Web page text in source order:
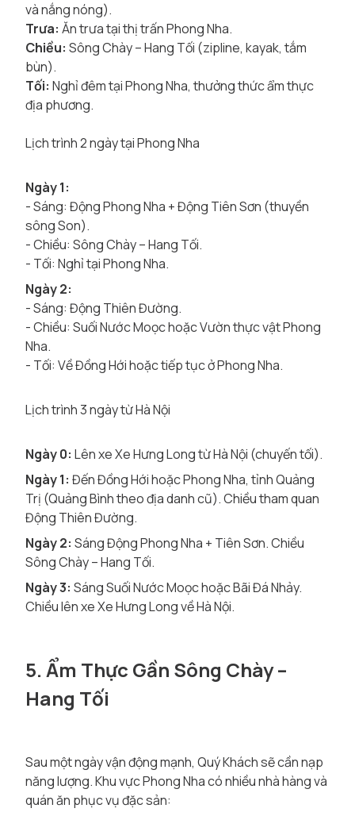
và nắng nóng).
Trưa: Ăn trưa tại thị trấn Phong Nha.
Chiều: Sông Chày – Hang Tối (zipline, kayak, tắm
bùn).
Tối: Nghỉ đêm tại Phong Nha, thưởng thức ẩm thực
địa phương.
Lịch trình 2 ngày tại Phong Nha
Ngày 1:
- Sáng: Động Phong Nha + Động Tiên Sơn (thuyền
sông Son).
- Chiều: Sông Chày – Hang Tối.
- Tối: Nghỉ tại Phong Nha.
Ngày 2:
- Sáng: Động Thiên Đường.
- Chiều: Suối Nước Moọc hoặc Vườn thực vật Phong
Nha.
- Tối: Về Đồng Hới hoặc tiếp tục ở Phong Nha.
Lịch trình 3 ngày từ Hà Nội
Ngày 0: Lên xe Xe Hưng Long từ Hà Nội (chuyến tối).
Ngày 1: Đến Đồng Hới hoặc Phong Nha, tỉnh Quảng
Trị (Quảng Bình theo địa danh cũ). Chiều tham quan
Động Thiên Đường.
Ngày 2: Sáng Động Phong Nha + Tiên Sơn. Chiều
Sông Chày – Hang Tối.
Ngày 3: Sáng Suối Nước Moọc hoặc Bãi Đá Nhảy.
Chiều lên xe Xe Hưng Long về Hà Nội.
5. Ẩm Thực Gần Sông Chày –
Hang Tối
Sau một ngày vận động mạnh, Quý Khách sẽ cần nạp
năng lượng. Khu vực Phong Nha có nhiều nhà hàng và
quán ăn phục vụ đặc sản: